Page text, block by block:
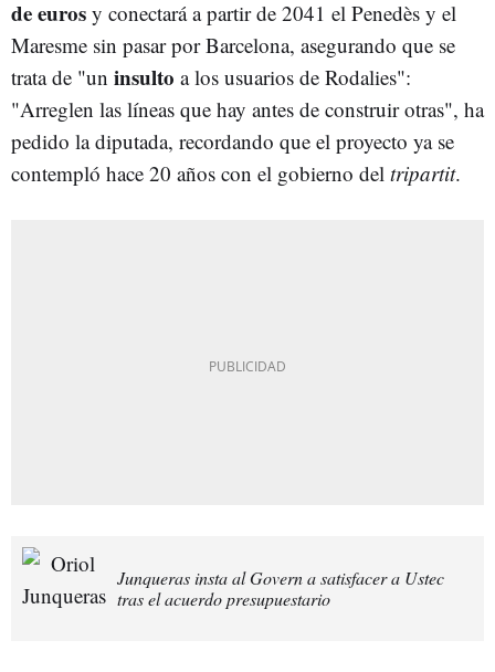
de euros y conectará a partir de 2041 el Penedès y el
Maresme sin pasar por Barcelona, asegurando que se
trata de "un insulto a los usuarios de Rodalies":
"Arreglen las líneas que hay antes de construir otras", ha
pedido la diputada, recordando que el proyecto ya se
contempló hace 20 años con el gobierno del tripartit.
Junqueras insta al Govern a satisfacer a Ustec
tras el acuerdo presupuestario